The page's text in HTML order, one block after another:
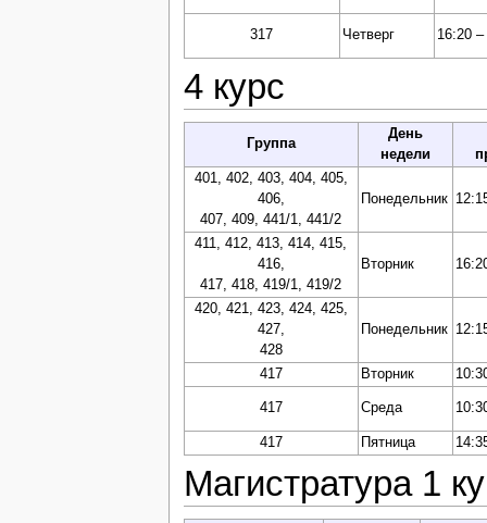
317 Четверг 16:20
4 курс
Группа
День
недели
401, 402, 403, 404, 405,
406,
407, 409, 441/1, 441/2
Понедельник
411, 412, 413, 414, 415,
416,
417, 418, 419/1, 419/2
Вторник
420, 421, 423, 424, 425,
427,
428
Понедельник
417 Вторник
417 Среда
417 Пятница
Магистратура 1